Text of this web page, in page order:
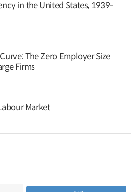
in the United States, 1939-
The Zero Employer Size
Firms
Market